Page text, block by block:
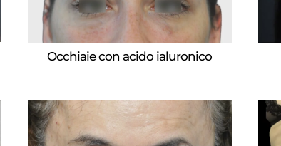
Occhiaie con acido ialuronico